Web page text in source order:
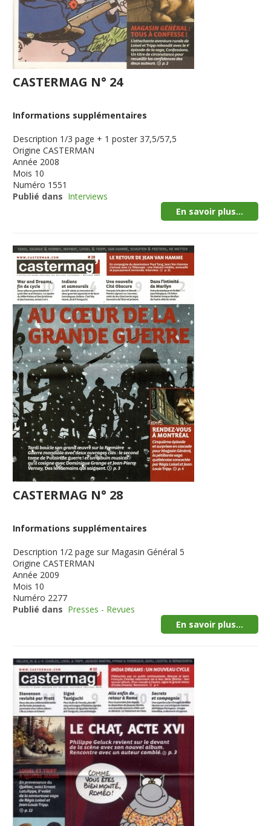
CASTERMAG N° 24
Informations supplémentaires
Description 1/3 page + 1 poster 37,5/57,5
Origine CASTERMAN
Année 2008
Mois 10
Numéro 1551
Publié dans Interviews
En savoir plus...
CASTERMAG N° 28
Informations supplémentaires
Description 1/2 page sur Magasin Général 5
Origine CASTERMAN
Année 2009
Mois 10
Numéro 2277
Publié dans Presses - Revues
En savoir plus...